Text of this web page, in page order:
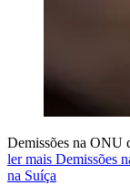
Demissões na ONU
ler mais Demissões
na Suíça